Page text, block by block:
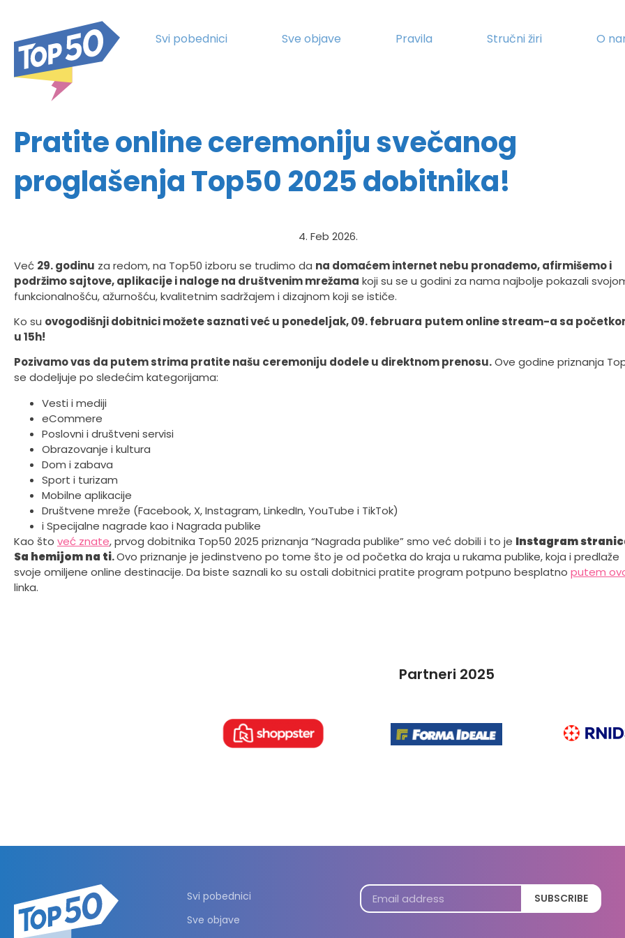
Svi pobednici Sve objave Pravila Stručni žiri O
Pratite online ceremoniju svečanog
proglašenja Top50 2025 dobitnika!
4. Feb 2026.
Već 29. godinu za redom, na Top50 izboru se trudimo da na domaćem internet nebu pronađemo, afirmišemo i
podržimo sajtove, aplikacije i naloge na društvenim mrežama koji su se u godini za nama najbolje pokazali
funkcionalnošću, ažurnošću, kvalitetnim sadržajem i dizajnom koji se ističe.
Ko su ovogodišnji dobitnici možete saznati već u ponedeljak, 09. februara putem online stream-a sa
u 15h!
Pozivamo vas da putem strima pratite našu ceremoniju dodele u direktnom prenosu.Ove godine priznanja
se dodeljuje po sledećim kategorijama:
Vesti i mediji
eCommere
Poslovni i društveni servisi
Obrazovanje i kultura
Dom i zabava
Sport i turizam
Mobilne aplikacije
Društvene mreže (Facebook, X, Instagram, LinkedIn, YouTube i TikTok)
i Specijalne nagrade kao i Nagrada publike
Kao što već znate, prvog dobitnika Top50 2025 priznanja “Nagrada publike” smo već dobili i to je Instagram
Sa hemijom na ti.Ovo priznanje je jedinstveno po tome što je od početka do kraja u rukama publike, koja i predlaže
svoje omiljene online destinacije. Da biste saznali ko su ostali dobitnici pratite program potpuno besplatno putem
linka.
Partneri 2025
Svi pobednici
Sve objave
SUBSCRIBE